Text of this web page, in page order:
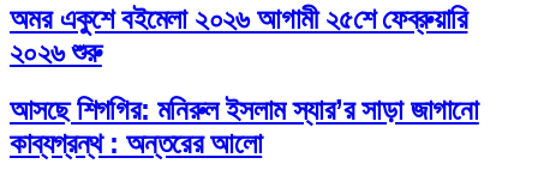
অমর একুশে বইমেলা ২০২৬ আগামী ২৫শে ফেব্রুয়ারি
২০২৬ শুরু
আসছে শিগগির: মনিরুল ইসলাম স্যার’র সাড়া জাগানো
কাব্যগ্রন্থ : অন্তরের আলো